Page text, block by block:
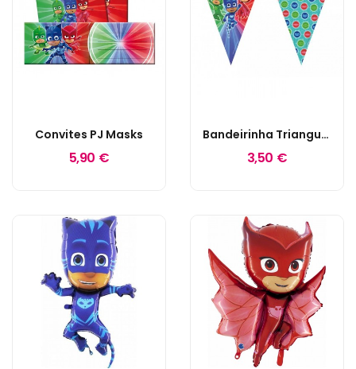
Convites PJ Masks
5,90 €
Bandeirinha Triangular PJ Masks
3,50 €